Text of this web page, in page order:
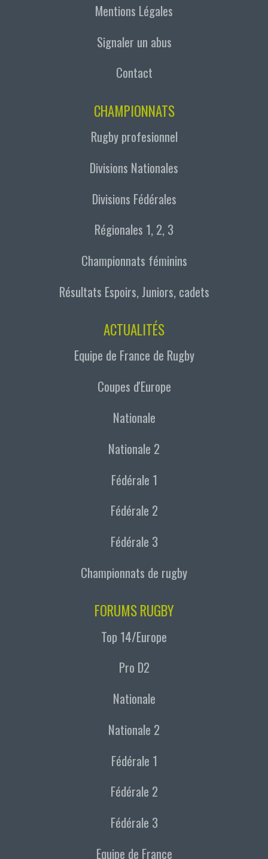
Mentions Légales
Signaler un abus
Contact
CHAMPIONNATS
Rugby profesionnel
Divisions Nationales
Divisions Fédérales
Régionales 1, 2, 3
Championnats féminins
Résultats Espoirs, Juniors, cadets
ACTUALITÉS
Equipe de France de Rugby
Coupes d'Europe
Nationale
Nationale 2
Fédérale 1
Fédérale 2
Fédérale 3
Championnats de rugby
FORUMS RUGBY
Top 14/Europe
Pro D2
Nationale
Nationale 2
Fédérale 1
Fédérale 2
Fédérale 3
Equipe de France